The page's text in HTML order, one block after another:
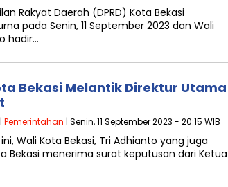
Rakyat Daerah (DPRD) Kota Bekasi
pada Senin, 11 September 2023 dan Wali
hadir…
Bekasi Melantik Direktur Utama
| Pemerintahan | Senin, 11 September 2023 - 20:15 WIB
Wali Kota Bekasi, Tri Adhianto yang juga
Bekasi menerima surat keputusan dari Ketua